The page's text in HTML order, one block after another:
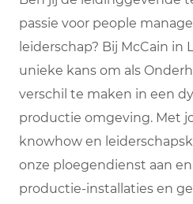
passie voor people
leiderschap? Bij McCain in
unieke kans om als
verschil te maken in een
productie omgeving. Met
knowhow en
onze ploegendienst aan
productie-installaties en